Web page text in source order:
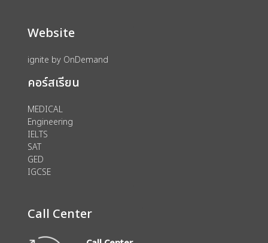
Website
ignite by OnDemand
คอร์สเรียน
MEDICAL
Engineering
IELTS
SAT
GED
IGCSE
Call Center